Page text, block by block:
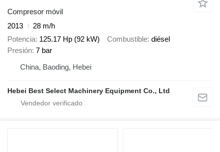
Compresor móvil
2013
28 m/h
Potencia 125.17 Hp (92 kW) Combustible diésel
Presión 7 bar
China, Baoding, Hebei
Hebei Best Select Machinery Equipment Co., Ltd